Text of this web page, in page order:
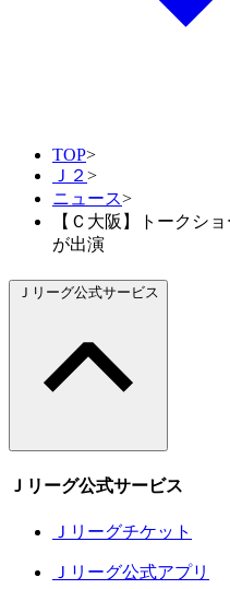
TOP>
Ｊ２ >
ニュース>
【Ｃ大阪】トークシ
が出演
Ｊリーグ公式サービス
Ｊリーグ公式サービス
Ｊリーグチケット
Ｊリーグ公式アプリ